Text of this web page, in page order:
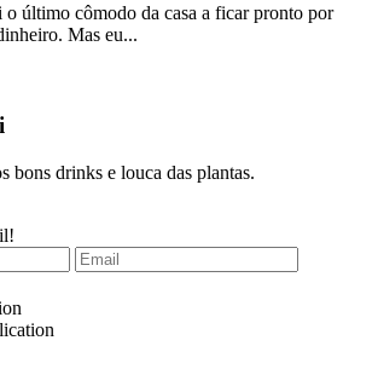
último cômodo da casa a ficar pronto por
Mas eu...
bons drinks e louca das plantas.